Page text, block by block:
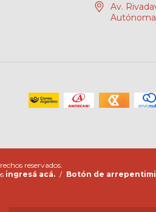
Av.
reservados.
ingresá acá. / Botón de